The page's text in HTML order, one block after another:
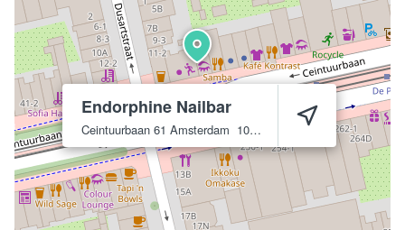
Endorphine Nailbar
Ceintuurbaan 61 Amsterdam 1072 EV